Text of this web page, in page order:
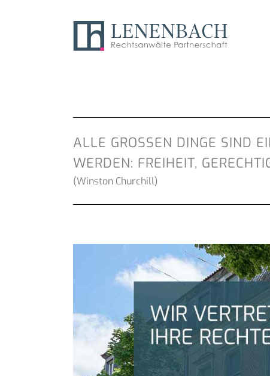
ALLE GROSSEN DINGE SIND
ERDEN: FREIHEIT,
(Winston Churchill)